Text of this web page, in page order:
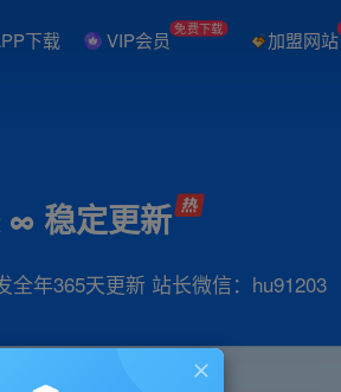
下载 VIP会员 免费下载 加盟网站
∞ 稳定更新
全年365天更新 站长微信：hu91203